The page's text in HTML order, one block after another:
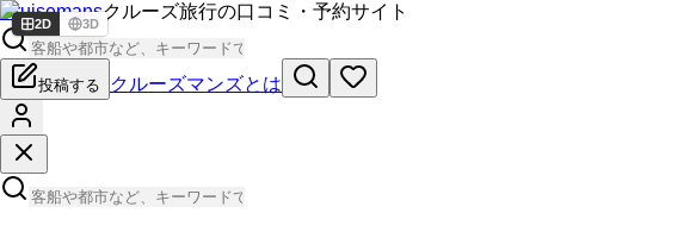
Cruisemansクルーズ旅行の口コミ・予約サイト
投稿する クルーズマンズとは
2D 3D